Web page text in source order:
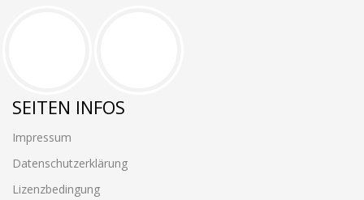
SEITEN INFOS
Impressum
Datenschutzerklärung
Lizenzbedingung